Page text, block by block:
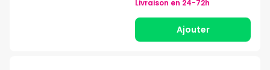
Livraison en 24-72h
Ajouter